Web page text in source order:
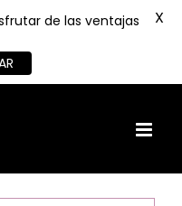
de las ventajas
X